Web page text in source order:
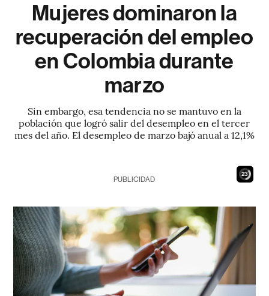
Mujeres dominaron la
recuperación del empleo
en Colombia durante
marzo
Sin embargo, esa tendencia no se mantuvo en la
población que logró salir del desempleo en el tercer
mes del año. El desempleo de marzo bajó anual a 12,1%
21
PUBLICIDAD